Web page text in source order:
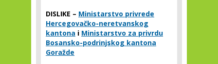
DISLIKE – Ministarstvo privrede
Hercegovačko-neretvanskog
kantona i Ministarstvo za privrdu
Bosansko-podrinjskog kantona
Goražde